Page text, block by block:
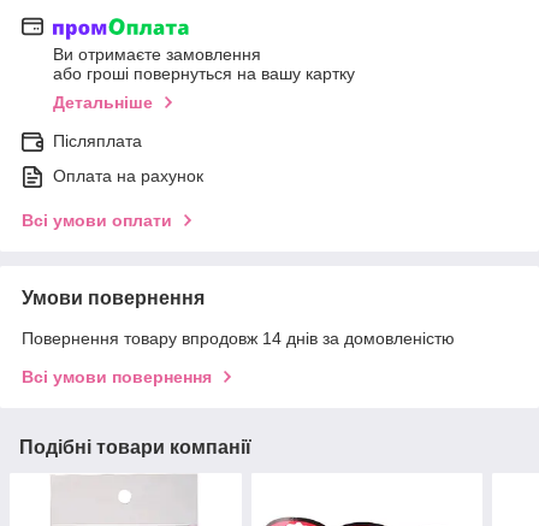
Ви отримаєте замовлення
або гроші повернуться на вашу картку
Детальніше
Післяплата
Оплата на рахунок
Всі умови оплати
Умови повернення
Повернення товару впродовж 14 днів за домовленістю
Всі умови повернення
Подібні товари компанії